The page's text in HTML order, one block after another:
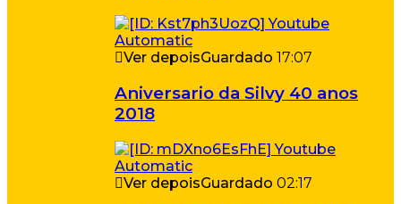
Ver depoisGuardado 17:07
Aniversario da Silvy 40 anos
2018
Ver depoisGuardado 02:17